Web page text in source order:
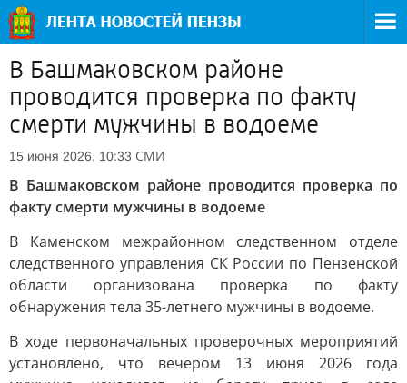
В Башмаковском районе
проводится проверка по факту
смерти мужчины в водоеме
15 июня 2026, 10:33 СМИ
В Башмаковском районе проводится проверка по
факту смерти мужчины в водоеме
В Каменском межрайонном следственном отделе
следственного управления СК России по Пензенской
области организована проверка по факту
обнаружения тела 35-летнего мужчины в водоеме.
В ходе первоначальных проверочных мероприятий
установлено, что вечером 13 июня 2026 года